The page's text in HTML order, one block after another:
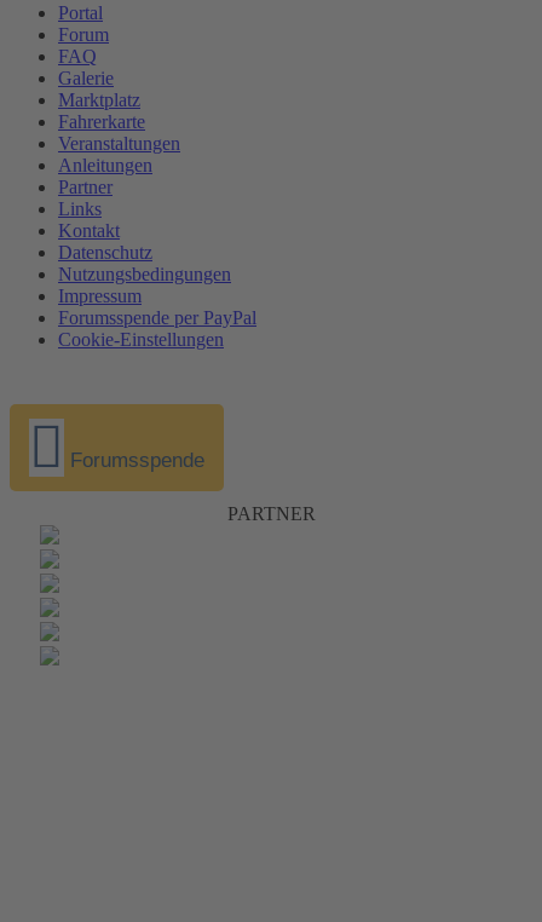
Portal
Forum
FAQ
Galerie
Marktplatz
Fahrerkarte
Veranstaltungen
Anleitungen
Partner
Links
Kontakt
Datenschutz
Nutzungsbedingungen
Impressum
Forumsspende per PayPal
Cookie-Einstellungen
Forumsspende
PARTNER